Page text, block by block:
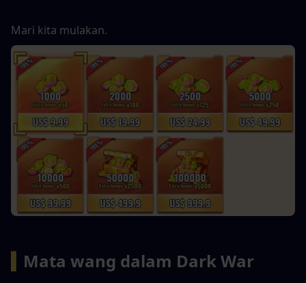
Mari kita mulakan.
Mata wang dalam Dark War